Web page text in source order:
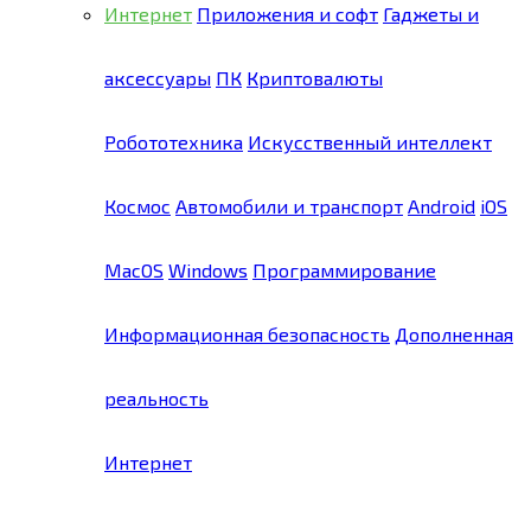
Интернет Приложения и софт Гаджеты и
аксессуары ПК Криптовалюты
Робототехника Искусственный интеллект
Космос Автомобили и транспорт Android iOS
MacOS Windows Программирование
Информационная безопасность Дополненная
реальность
Интернет